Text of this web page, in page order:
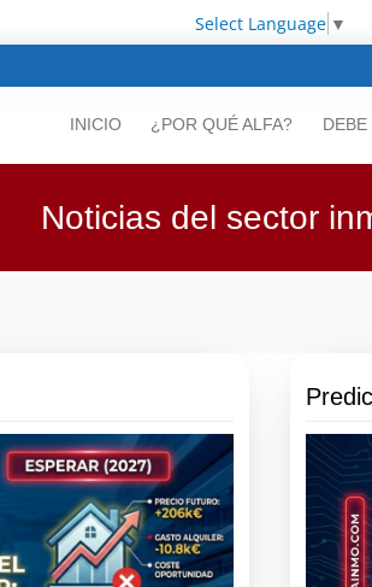
Select Language ▼
INICIO ¿POR QUÉ ALFA? DEBE
Noticias del sector